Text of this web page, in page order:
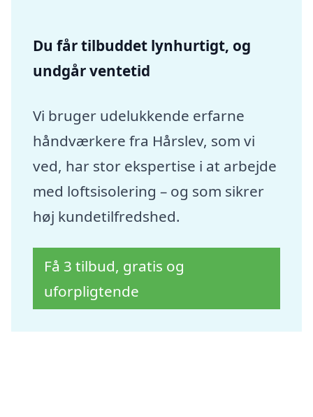
Du får tilbuddet lynhurtigt, og
undgår ventetid
Vi bruger udelukkende erfarne
håndværkere fra Hårslev, som vi
ved, har stor ekspertise i at arbejde
med loftsisolering – og som sikrer
høj kundetilfredshed.
Få 3 tilbud, gratis og
uforpligtende